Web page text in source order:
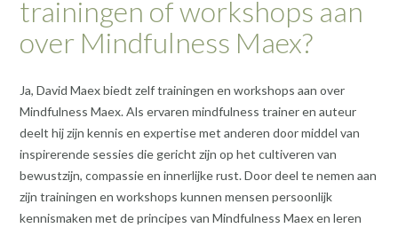
trainingen of workshops aan
over Mindfulness Maex?
Ja, David Maex biedt zelf trainingen en workshops aan over
Mindfulness Maex. Als ervaren mindfulness trainer en auteur
deelt hij zijn kennis en expertise met anderen door middel van
inspirerende sessies die gericht zijn op het cultiveren van
bewustzijn, compassie en innerlijke rust. Door deel te nemen aan
zijn trainingen en workshops kunnen mensen persoonlijk
kennismaken met de principes van Mindfulness Maex en leren